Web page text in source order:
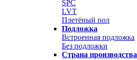
SPC
LVT
Плетёный пол
Подложка
Встроенная подложка
Без подложки
Страна производства